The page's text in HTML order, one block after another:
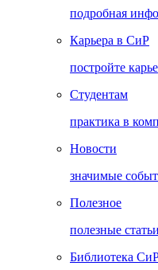
подробная
Карьера в СиР
постройте
Студентам
практика в
Новости
значимые
Полезное
полезные
Библиотека